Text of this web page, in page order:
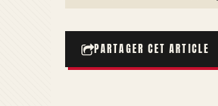
PARTAGER CET ARTICLE